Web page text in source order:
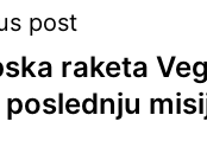
post
raketa